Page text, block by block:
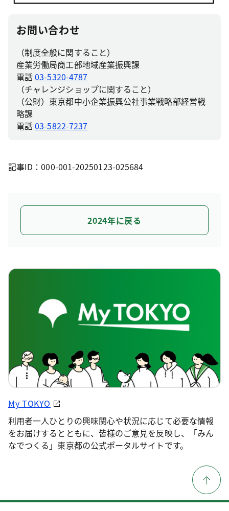
お問い合わせ
（制度全般に関すること）
産業労働局商工部地域産業振興課
電話03-5320-4787
（チャレンジショップに関すること）
（公財）東京都中小企業振興公社事業戦略部経営戦
略課
電話03-5822-7237
記事ID：000-001-20250123-025684
2024年に戻る
My TOKYO
利用者一人ひとりの興味関心や状況に応じて必要な情報
をお届けするとともに、皆様のご意見を反映し、「みん
なでつくる」東京都の公式ポータルサイトです。